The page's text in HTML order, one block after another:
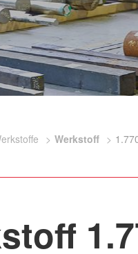
Werkstoff